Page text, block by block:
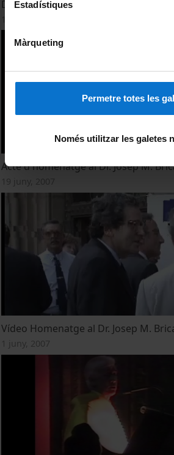
Estadístiques
Màrqueting
Permetre totes les
Només utilitzar les galetes
Dr. Bricall en la Inauguración de
Acte d'homenatge al Dr. Josep M.
19 juny, 2007
Vídeo Homenatge al Dr. Josep M.
1 juny, 2007